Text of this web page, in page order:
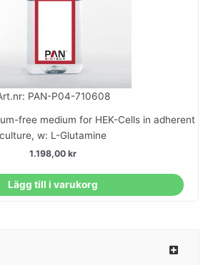
PAN-P04-710608
free medium for HEK-Cells in adherent
culture, w: L-Glutamine
1.198,00 kr
Lägg till i varukorg